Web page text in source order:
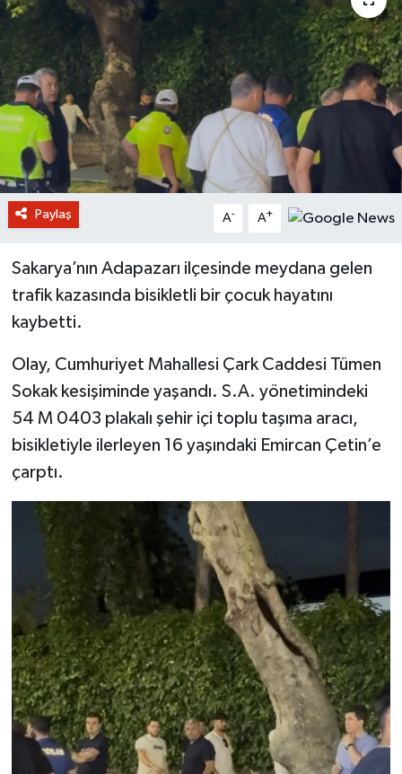
Paylaş A- A+
Sakarya’nın Adapazarı ilçesinde meydana gelen
trafik kazasında bisikletli bir çocuk hayatını
kaybetti.
Olay, Cumhuriyet Mahallesi Çark Caddesi Tümen
Sokak kesişiminde yaşandı. S.A. yönetimindeki
54 M 0403 plakalı şehir içi toplu taşıma aracı,
bisikletiyle ilerleyen 16 yaşındaki Emircan Çetin’e
çarptı.